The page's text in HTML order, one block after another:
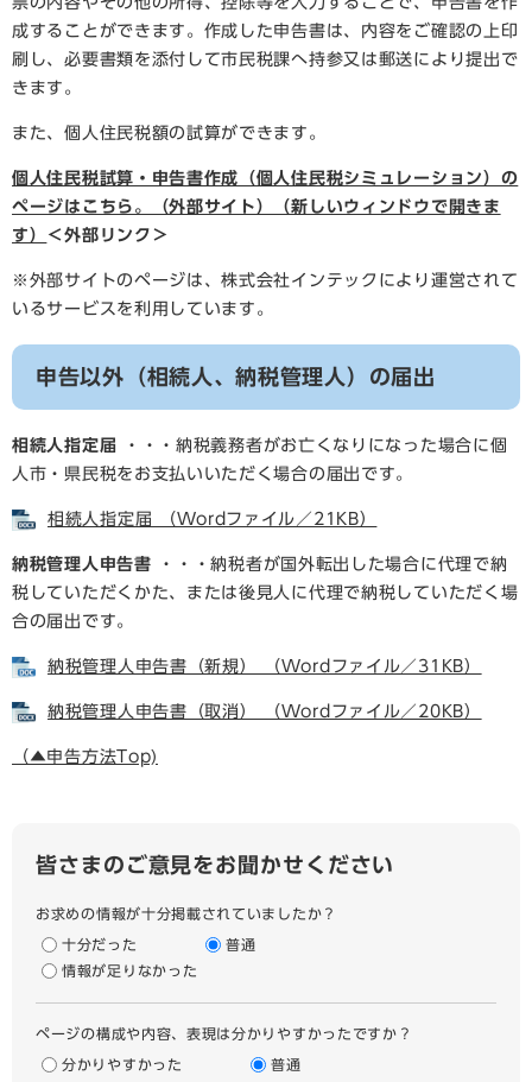
成することができます。作成した申告書は、内容をご確認の上印
刷し、必要書類を添付して市民税課へ持参又は郵送により提出で
きます。
また、個人住民税額の試算ができます。
個人住民税試算・申告書作成（個人住民税シミュレーション）の
ページはこちら。（外部サイト）（新しいウィンドウで開きま
す）
＜外部リンク＞
※外部サイトのページは、株式会社インテックにより運営されて
いるサービスを利用しています。
申告以外（相続人、納税管理人）の届出
相続人指定届
・・・納税義務者がお亡くなりになった場合に個
人市・県民税をお支払いいただく場合の届出です。
相続人指定届 （Wordファイル／21KB）
納税管理人申告書
・・・納税者が国外転出した場合に代理で納
税していただくかた、または後見人に代理で納税していただく場
合の届出です。
納税管理人申告書（新規） （Wordファイル／31KB）
納税管理人申告書（取消） （Wordファイル／20KB）
（▲申告方法Top)
皆さまのご意見をお聞かせください
お求めの情報が十分掲載されていましたか？
十分だった
普通
情報が足りなかった
ページの構成や内容、表現は分かりやすかったですか？
分かりやすかった
普通